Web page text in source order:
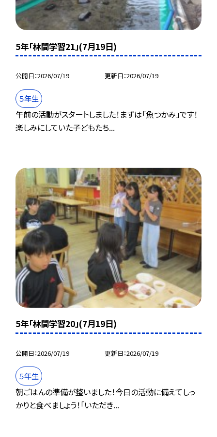
5年「林間学習21」(7月19日)
公開日 2026/07/19 更新日 2026/07/19
５年生
午前の活動がスタートしました！まずは「魚つかみ」です！
楽しみにしていた子どもたち...
5年「林間学習20」(7月19日)
公開日 2026/07/19 更新日 2026/07/19
５年生
朝ごはんの準備が整いました！今日の活動に備えてしっ
かりと食べましょう！「いただき...